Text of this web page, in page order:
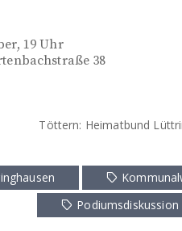
19 Uhr
38
Töttern: Heimatbund
Podiumsdiskussion